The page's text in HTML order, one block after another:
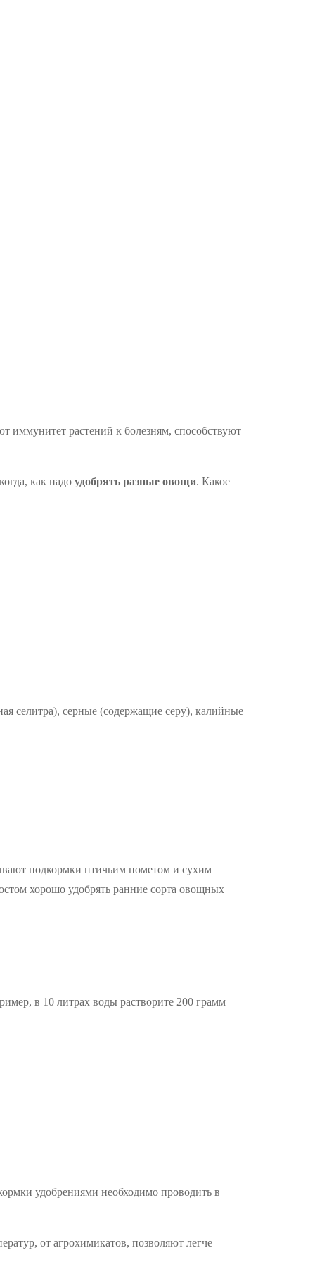
растений к болезням, способствуют
как надо удобрять разные овощи. Какое
селитра), серные (содержащие серу), калийные
подкормки птичьим пометом и сухим
хорошо удобрять ранние сорта овощных
в 10 литрах воды растворите 200 грамм
удобрениями необходимо проводить в
от агрохимикатов, позволяют легче